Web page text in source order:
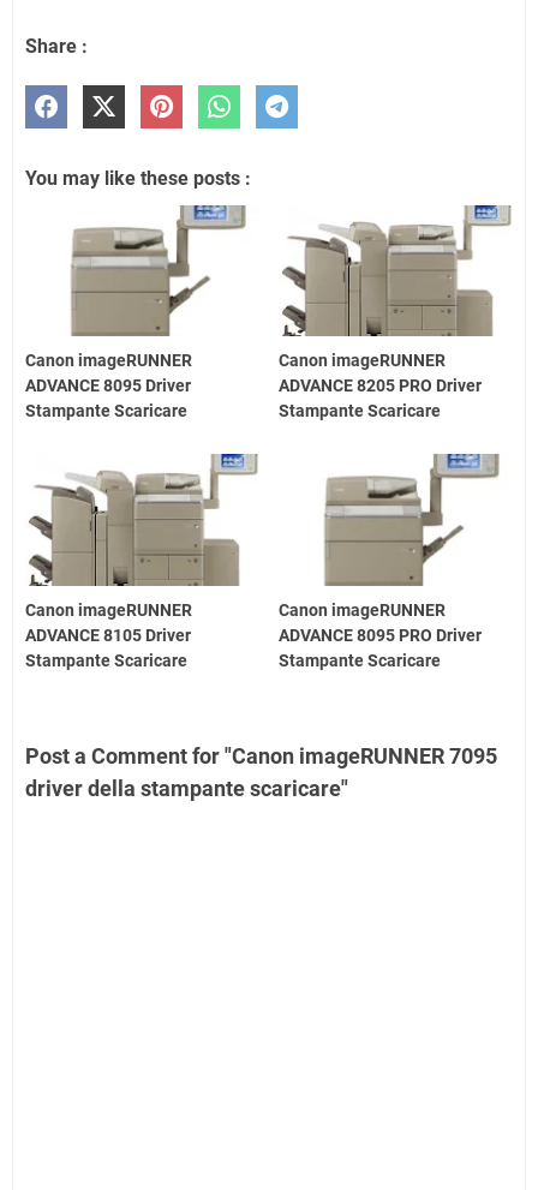
Share :
You may like these posts :
Canon imageRUNNER
ADVANCE 8095 Driver
Stampante Scaricare
Canon imageRUNNER
ADVANCE 8205 PRO Driver
Stampante Scaricare
Canon imageRUNNER
ADVANCE 8105 Driver
Stampante Scaricare
Canon imageRUNNER
ADVANCE 8095 PRO Driver
Stampante Scaricare
Post a Comment for "Canon imageRUNNER 7095
driver della stampante scaricare"